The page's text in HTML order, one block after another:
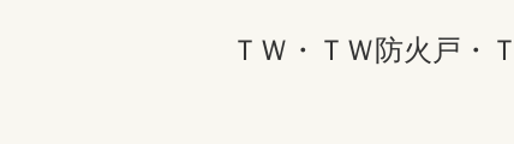
ＴＷ・ＴＷ防火戸・